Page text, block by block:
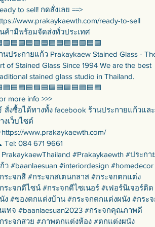
to sell! กดสั่งเลย ==>
www.prakaykaewth.com/ready-to-sell
ค้ามีพร้อมจัดส่งทั่วประเทศ
นประกายแก้ว Prakaykaew Stained Glass -
of Stained Glass Since 1994 We are the best
stained glass studio in Thailand.
more info >>>
สั่งซื้อได้ทางทั้ง facebook ร้านประกายแก้วและ
งเว็บไซต์
https://www.prakaykaewth.com/
Tel: 084 671 9661
#Prakaykaewth #ประกา
ว #baanlaesuan #interiordesign #homedecor
ระจกสี #กระจกสเตนกลาส #กระจกตกแต่ง
ระจกดีไซน์ #กระจกดีไซเนอร์ #เฟอร์นิเจอร์ติด
ง #ของตกแต่งบ้าน #กระจกตกแต่งผนัง #กระจ
เทจ #baanlaesuan2023 #กระจกคุณภาพดี
ระจกสวย #ภาพตกแต่งห้อง #ตกแต่งผนัง